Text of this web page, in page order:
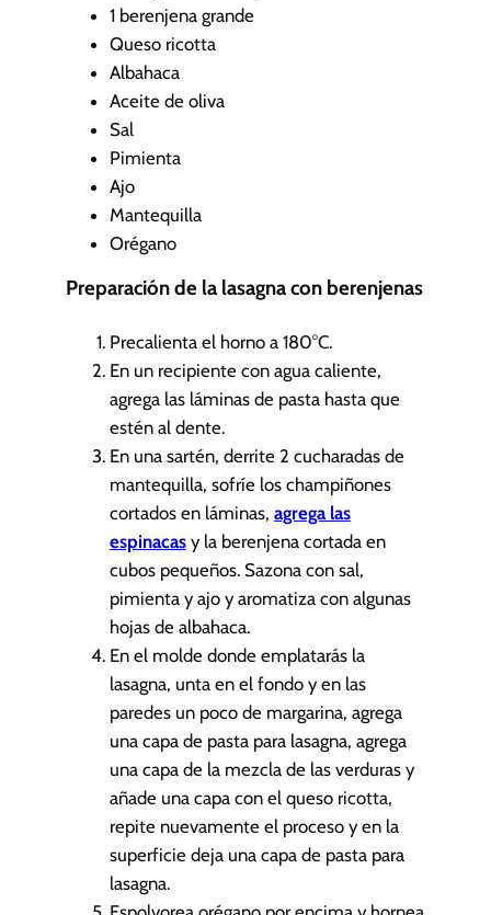
1 berenjena grande
Queso ricotta
Albahaca
Aceite de oliva
Sal
Pimienta
Ajo
Mantequilla
Orégano
Preparación de la lasagna con berenjenas
Precalienta el horno a 180°C.
En un recipiente con agua caliente,
agrega las láminas de pasta hasta que
estén al dente.
En una sartén, derrite 2 cucharadas de
mantequilla, sofríe los champiñones
cortados en láminas, agrega las
espinacasy la berenjena cortada en
cubos pequeños. Sazona con sal,
pimienta y ajo y aromatiza con algunas
hojas de albahaca.
En el molde donde emplatarás la
lasagna, unta en el fondo y en las
paredes un poco de margarina, agrega
una capa de pasta para lasagna, agrega
una capa de la mezcla de las verduras y
añade una capa con el queso ricotta,
repite nuevamente el proceso y en la
superficie deja una capa de pasta para
lasagna.